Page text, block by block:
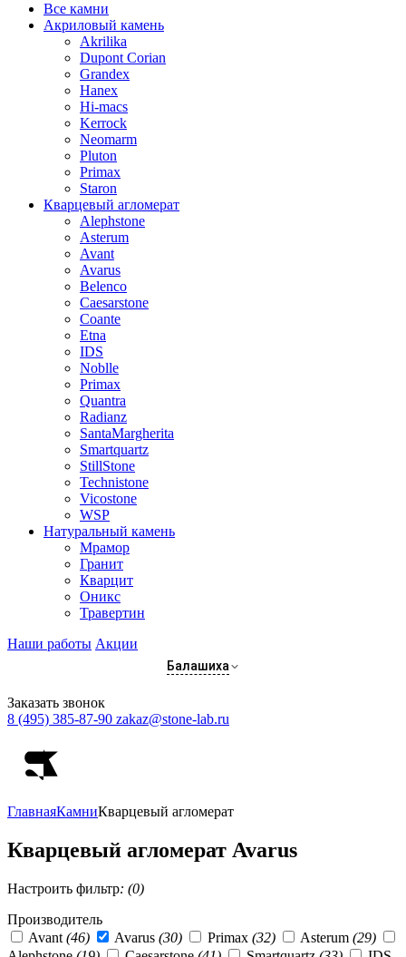
Все камни
Акриловый камень
Akrilika
Dupont Corian
Grandex
Hanex
Hi-macs
Kerrock
Neomarm
Pluton
Primax
Staron
Кварцевый агломерат
Alephstone
Asterum
Avant
Avarus
Belenco
Caesarstone
Coante
Etna
IDS
Noblle
Primax
Quantra
Radianz
SantaMargherita
Smartquartz
StillStone
Technistone
Vicostone
WSP
Натуральный камень
Мрамор
Гранит
Кварцит
Оникс
Травертин
Наши работы Акции
Балашиха
Заказать звонок
8 (495) 385-87-90 zakaz@stone-lab.ru
ГлавнаяКамниКварцевый агломерат
Кварцевый агломерат Avarus
Настроить фильтр: (0)
Производитель
Avant (46) Avarus (30) Primax (32) Asterum (29)